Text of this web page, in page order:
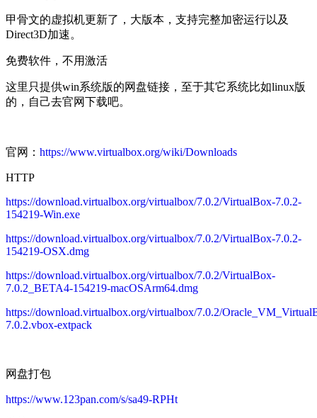
甲骨文的虚拟机更新了，大版本，支持完整加密运行以及
Direct3D加速。
免费软件，不用激活
这里只提供win系统版的网盘链接，至于其它系统比如linux版
的，自己去官网下载吧。
官网： https://www.virtualbox.org/wiki/Downloads
HTTP
https://download.virtualbox.org/virtualbox/7.0.2/VirtualBox-7.0.2-
154219-Win.exe
https://download.virtualbox.org/virtualbox/7.0.2/VirtualBox-7.0.2-
154219-OSX.dmg
https://download.virtualbox.org/virtualbox/7.0.2/VirtualBox-
7.0.2_BETA4-154219-macOSArm64.dmg
https://download.virtualbox.org/virtualbox/7.0.2/
7.0.2.vbox-extpack
网盘打包
https://www.123pan.com/s/sa49-RPHt